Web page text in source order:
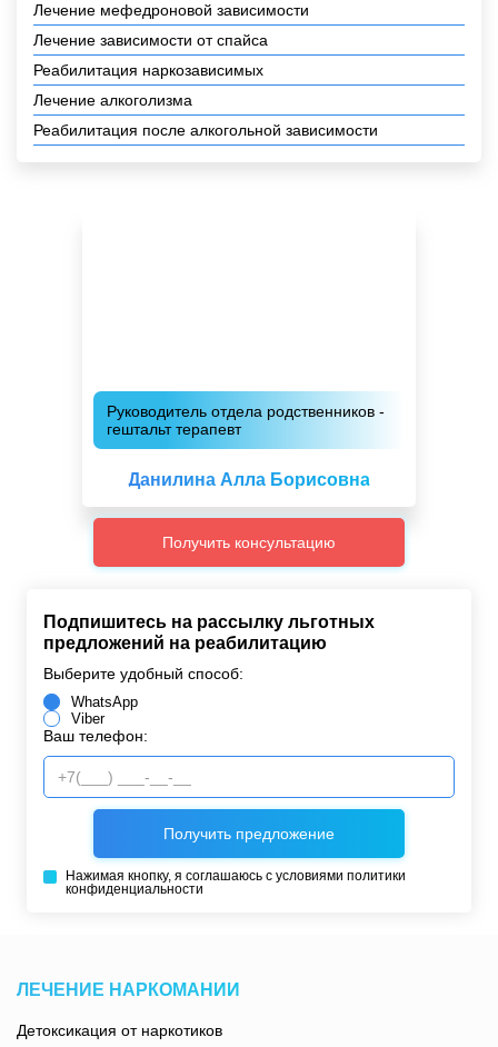
Лечение мефедроновой зависимости
Лечение зависимости от спайса
Реабилитация наркозависимых
Лечение алкоголизма
Реабилитация после алкогольной зависимости
Руководитель отдела родственников -
гештальт терапевт
Данилина Алла Борисовна
Получить консультацию
Подпишитесь на рассылку льготных
предложений на реабилитацию
Выберите удобный способ:
WhatsApp
Viber
Ваш телефон:
Нажимая кнопку, я соглашаюсь с условиями политики
конфиденциальности
ЛЕЧЕНИЕ НАРКОМАНИИ
Детоксикация от наркотиков